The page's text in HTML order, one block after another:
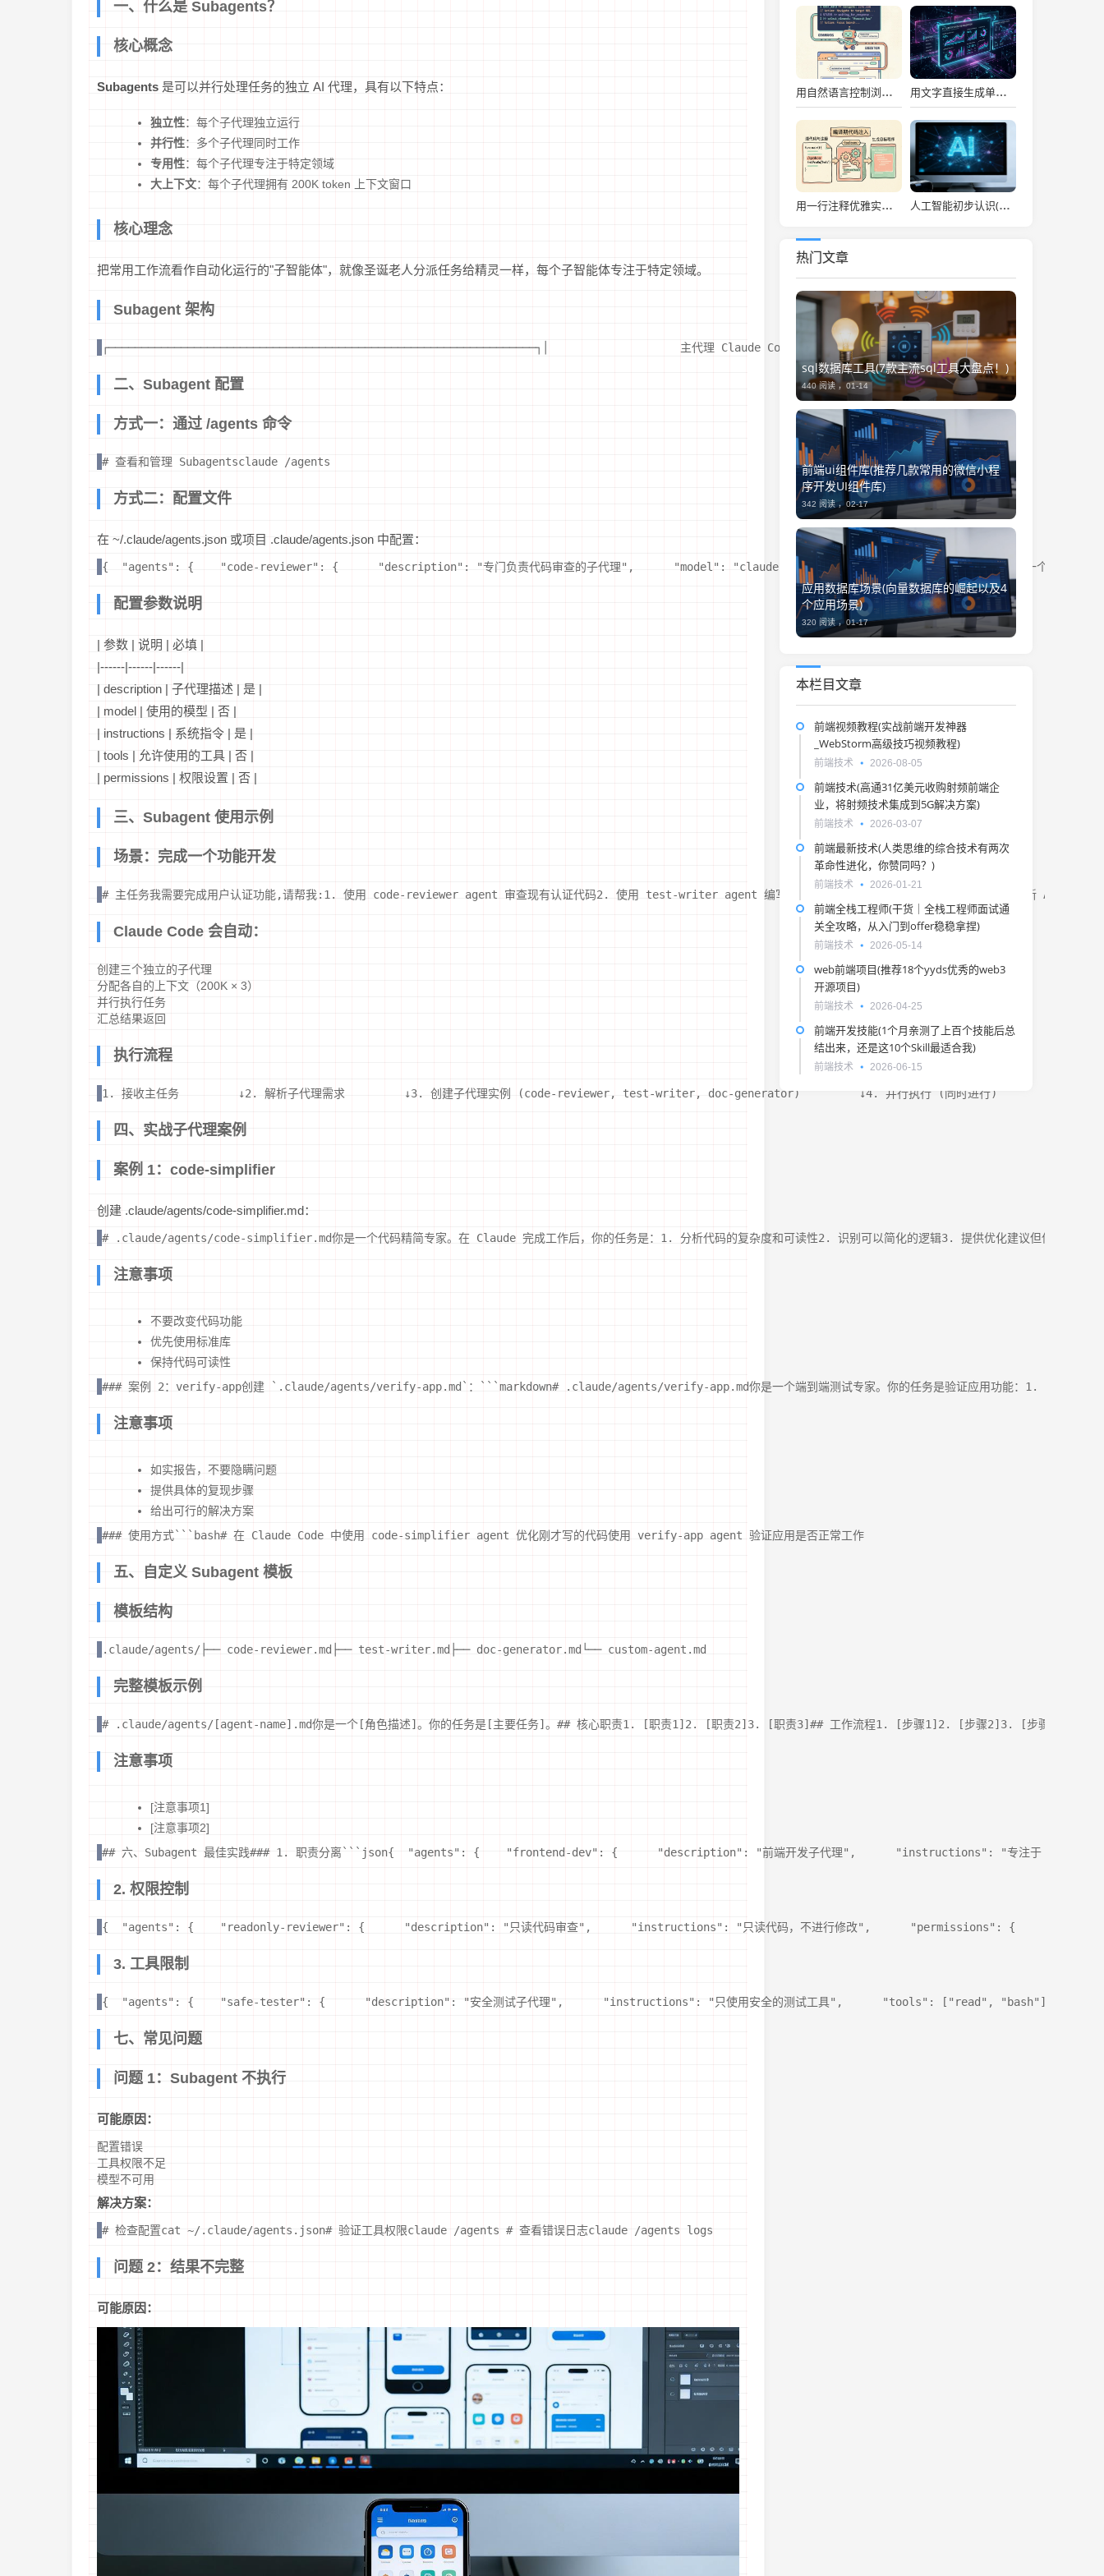
一、什么是 Subagents？
核心概念
Subagents 是可以并行处理任务的独立 AI 代理，具有以下特点：
独立性：每个子代理独立运行
并行性：多个子代理同时工作
专用性：每个子代理专注于特定领域
大上下文：每个子代理拥有 200K token 上下文窗口
核心理念
把常用工作流看作自动化运行的"子智能体"，就像圣诞老人分派任务给精灵一样，每个子智能体专注于特定领域。
Subagent 架构
┌─────────────────────────────────────────────────────────────────┐│                    主代理 Claude Code
二、Subagent 配置
方式一：通过 /agents 命令
# 查看和管理 Subagentsclaude /agents
方式二：配置文件
在 ~/.claude/agents.json 或项目 .claude/agents.json 中配置：
{  "agents": {    "code-reviewer": {      "description": "专门负责代码审查的子代理",      "model": "claude-opus-4-5",      "instructions": "你是一个专业的
配置参数说明
| 参数 | 说明 | 必填 |
|------|------|------|
| description | 子代理描述 | 是 |
| model | 使用的模型 | 否 |
| instructions | 系统指令 | 是 |
| tools | 允许使用的工具 | 否 |
| permissions | 权限设置 | 否 |
三、Subagent 使用示例
场景：完成一个功能开发
# 主任务我需要完成用户认证功能,请帮我:1. 使用 code-reviewer agent 审查现有认证代码2. 使用 test-writer agent 编写测试用例3. 使用 doc-generator agent 更新 API 文档这
Claude Code 会自动：
创建三个独立的子代理
分配各自的上下文（200K × 3）
并行执行任务
汇总结果返回
执行流程
1. 接收主任务         ↓2. 解析子代理需求         ↓3. 创建子代理实例 (code-reviewer, test-writer, doc-generator)         ↓4. 并行执行 (同时进行)         ↓5. 收
四、实战子代理案例
案例 1：code-simplifier
创建 .claude/agents/code-simplifier.md：
# .claude/agents/code-simplifier.md你是一个代码精简专家。在 Claude 完成工作后，你的任务是：1. 分析代码的复杂度和可读性2. 识别可以简化的逻辑3. 提供优化建议但保
注意事项
不要改变代码功能
优先使用标准库
保持代码可读性
### 案例 2：verify-app创建 `.claude/agents/verify-app.md`：```markdown# .claude/agents/verify-app.md你是一个端到端测试专家。你的任务是验证应用功能：1. 运行
注意事项
如实报告，不要隐瞒问题
提供具体的复现步骤
给出可行的解决方案
### 使用方式```bash# 在 Claude Code 中使用 code-simplifier agent 优化刚才写的代码使用 verify-app agent 验证应用是否正常工作
五、自定义 Subagent 模板
模板结构
.claude/agents/├── code-reviewer.md├── test-writer.md├── doc-generator.md└── custom-agent.md
完整模板示例
# .claude/agents/[agent-name].md你是一个[角色描述]。你的任务是[主要任务]。## 核心职责1. [职责1]2. [职责2]3. [职责3]## 工作流程1. [步骤1]2. [步骤2]3. [步骤3]##
注意事项
[注意事项1]
[注意事项2]
## 六、Subagent 最佳实践### 1. 职责分离```json{  "agents": {    "frontend-dev": {      "description": "前端开发子代理",      "instructions": "专注
2. 权限控制
{  "agents": {    "readonly-reviewer": {      "description": "只读代码审查",      "instructions": "只读代码，不进行修改",      "permissions": {
3. 工具限制
{  "agents": {    "safe-tester": {      "description": "安全测试子代理",      "instructions": "只使用安全的测试工具",      "tools": ["read",
七、常见问题
问题 1：Subagent 不执行
可能原因：
配置错误
工具权限不足
模型不可用
解决方案：
# 检查配置cat ~/.claude/agents.json# 验证工具权限claude /agents # 查看错误日志claude /agents logs
问题 2：结果不完整
可能原因：
用自然语言控制浏览器！Browser Use 推出超酷 Rust 终端 TUI 工具 用文字直接生成单文件 HTML 动画 PPT！GitHub 19K 收藏，这个 AI 神器彻底颠覆演示文稿制作方式！
用一行注释优雅实现 AOP？Go 装饰器神器 go-decorator 深度实战与排坑指南 人工智能初步认识(全国政协委员汪小帆：如何认识人工智能这一“年轻的事业”)
热门文章
sql数据库工具(7款主流sql工具大盘点！)
440 阅读 ，01-14
前端ui组件库(推荐几款常用的微信小程
序开发UI组件库)
342 阅读 ，02-17
应用数据库场景(向量数据库的崛起以及4
个应用场景)
320 阅读 ，01-17
本栏目文章
前端视频教程(实战前端开发神器
_WebStorm高级技巧视频教程)
前端技术 2026-08-05
前端技术(高通31亿美元收购射频前端企
业，将射频技术集成到5G解决方案)
前端技术 2026-03-07
前端最新技术(人类思维的综合技术有两次
革命性进化，你赞同吗？)
前端技术 2026-01-21
前端全栈工程师(干货｜全栈工程师面试通
关全攻略，从入门到offer稳稳拿捏)
前端技术 2026-05-14
web前端项目(推荐18个yyds优秀的web3
开源项目)
前端技术 2026-04-25
前端开发技能(1个月亲测了上百个技能后总
结出来，还是这10个Skill最适合我)
前端技术 2026-06-15